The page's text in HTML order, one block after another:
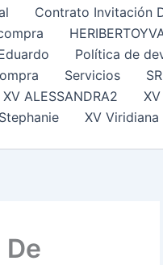
Contrato Invitación
Política de
Servicios
XV ALESSANDRA2
XV Viridiana